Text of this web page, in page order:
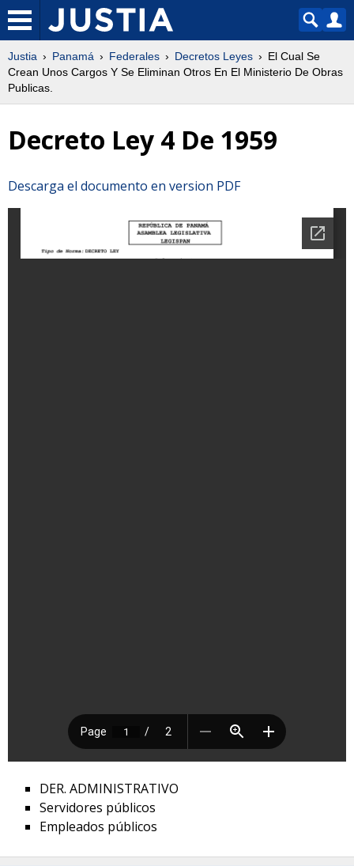
Justia Panamá Federales Decretos Leyes
El Cual Se
Crean Unos Cargos Y Se Eliminan Otros En El Ministerio De Obras
Publicas.
Decreto Ley 4 De 1959
Descarga el documento en version PDF
DER. ADMINISTRATIVO
Servidores públicos
Empleados públicos